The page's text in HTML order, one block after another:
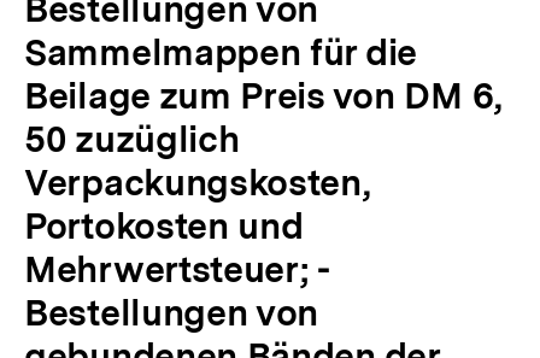
Sammelmappen für die
Beilage zum Preis von DM 6,
50 zuzüglich
Verpackungskosten,
Portokosten und
Mehrwertsteuer; -
Bestellungen von